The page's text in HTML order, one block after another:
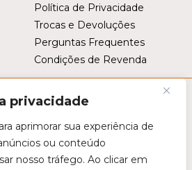
privacidade
aprimorar sua experiência de
ou conteúdo
nosso tráfego. Ao clicar em
Política de Privacidade
Trocas e Devoluções
Perguntas Frequentes
Condições de Revenda
reCAPTCHA. Aplicam-se aPolítica de